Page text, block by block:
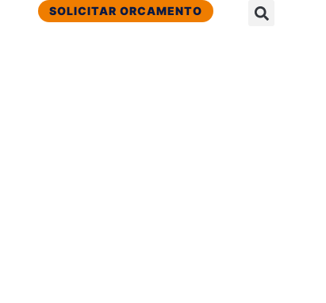
SOLICITAR ORCAMENTO